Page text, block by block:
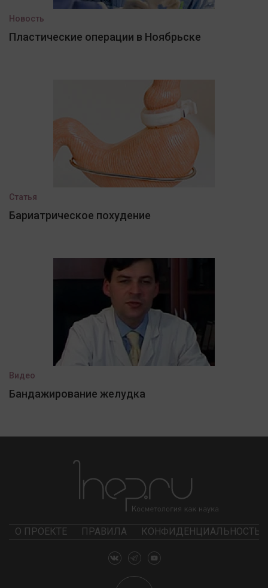
Новость
Пластические операции в Ноябрьске
Статья
Бариатрическое похудение
Видео
Бандажирование желудка
О ПРОЕКТЕ ПРАВИЛА КОНФИДЕНЦИАЛЬНОСТЬ